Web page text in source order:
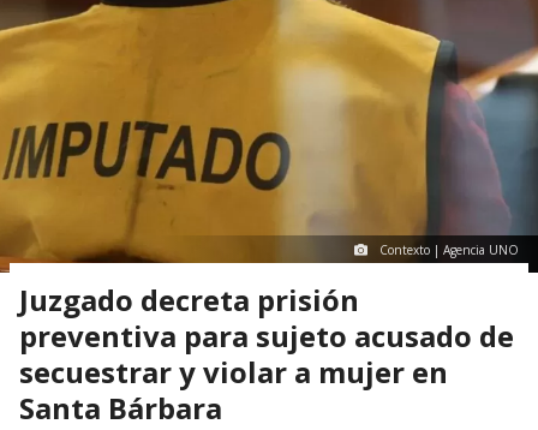
Contexto | Agencia UNO
Juzgado decreta prisión
preventiva para sujeto acusado de
secuestrar y violar a mujer en
Santa Bárbara